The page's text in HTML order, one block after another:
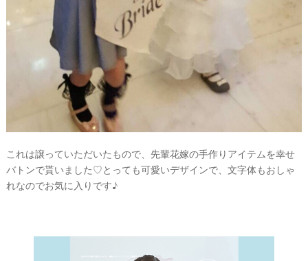
これは譲っていただいたもので、先輩花嫁の手作りアイテムを幸せ
バトンで貰いました♡とっても可愛いデザインで、文字体もおしゃ
れなのでお気に入りです♪